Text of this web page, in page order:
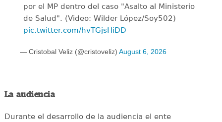
por el MP dentro del caso "Asalto al Ministerio
de Salud". (Video: Wilder López/Soy502)
pic.twitter.com/hvTGjsHiDD
— Cristobal Veliz (@cristoveliz) August 6, 2026
La audiencia
Durante el desarrollo de la audiencia el ente